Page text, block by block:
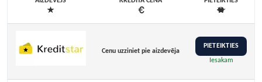
Cenu uzziniet pie aizdevēja
PIETEIKTIES
Iesakam